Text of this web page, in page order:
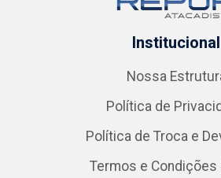
Institucional
Nossa
Política de
Política de Troca e
Termos e Condições